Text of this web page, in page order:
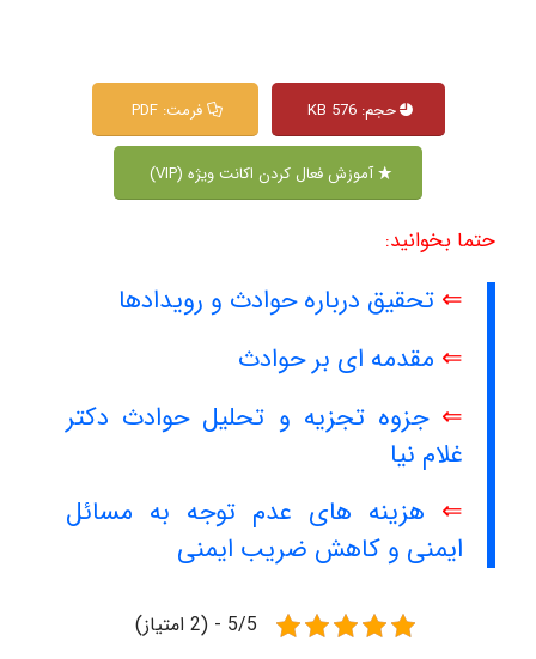
حجم: 576 KB فرمت: PDF
آموزش فعال کردن اکانت ویژه (VIP)
حتما بخوانید:
⇐ تحقیق درباره حوادث و رویدادها
⇐ مقدمه ای بر حوادث
⇐جزوه تجزیه و تحلیل حوادث دکتر
غلام نیا
⇐ هزینه های عدم توجه به مسائل
ایمنی و کاهش ضریب ایمنی
5/5 - (2 امتیاز)